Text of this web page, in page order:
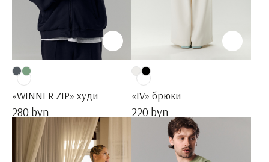
«WINNER ZIP» худи
280 byn
«IV» брюки
220 byn